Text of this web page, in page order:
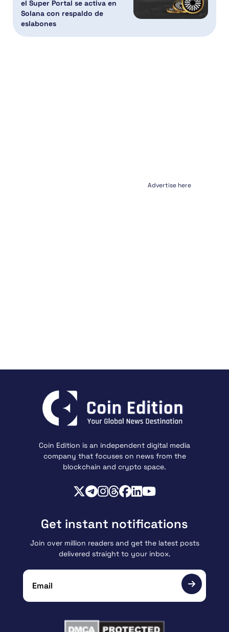
el Super Portal se activa en
Solana con respaldo de
eslabones
Advertise here
Coin Edition is an independent digital media
company that focuses on news from the
blockchain and crypto space.
Get instant notifications
Join over million readers and get the latest posts
delivered straight to your inbox.